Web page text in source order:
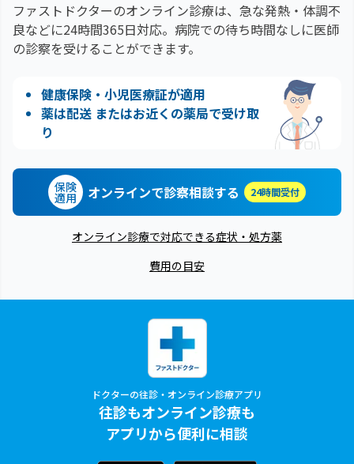
ファストドクターのオンライン診療は、急な発熱・体調不
良などに24時間365日対応。 病院での待ち時間なしに医師
の診察を受けることができます。
健康保険・小児医療証が適用
薬は配送 またはお近くの薬局で受け取
り
保険
適用 オンラインで診察相談する 24時間受付
オンライン診療で対応できる症状・処方薬
費用の目安
ドクターの往診・オンライン診療アプリ
往診もオンライン診療も
アプリから便利に相談